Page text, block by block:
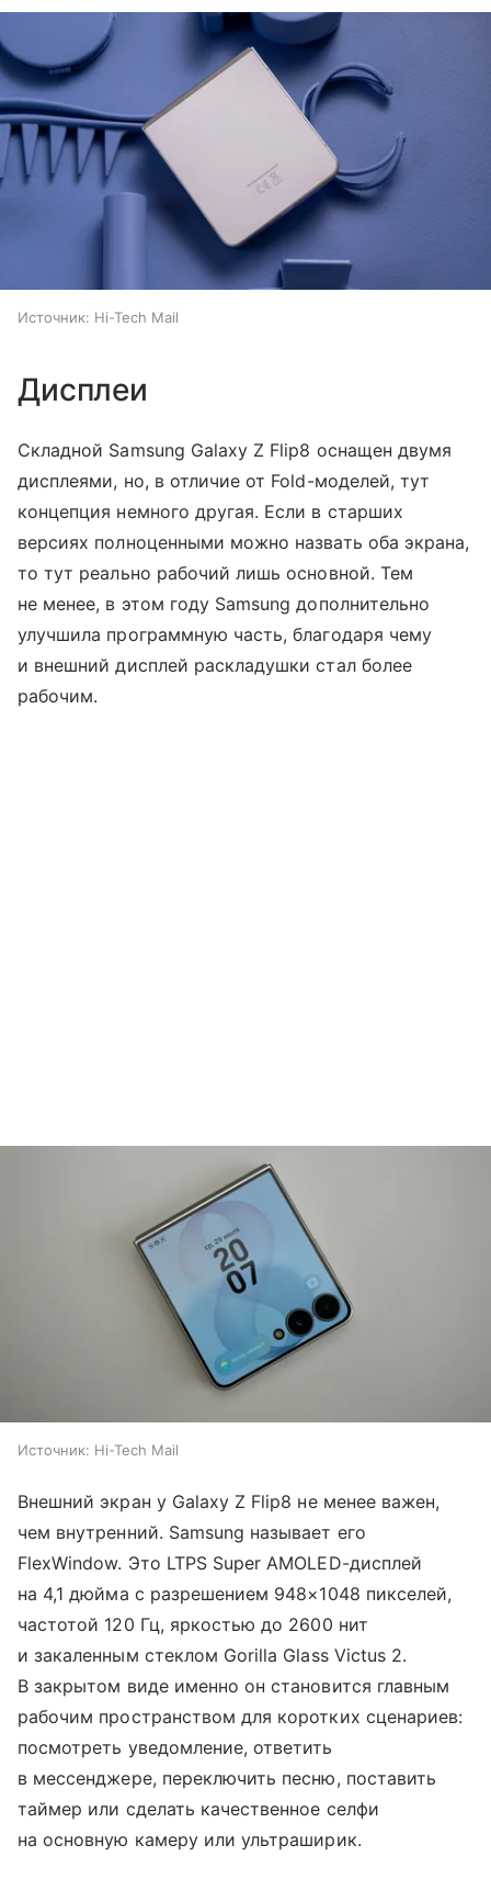
Источник: Hi-Tech Mail
Дисплеи
Складной Samsung Galaxy Z Flip8 оснащен двумя
дисплеями, но, в отличие от Fold-моделей, тут
концепция немного другая. Если в старших
версиях полноценными можно назвать оба экрана,
то тут реально рабочий лишь основной. Тем
не менее, в этом году Samsung дополнительно
улучшила программную часть, благодаря чему
и внешний дисплей раскладушки стал более
рабочим.
Источник: Hi-Tech Mail
Внешний экран у Galaxy Z Flip8 не менее важен,
чем внутренний. Samsung называет его
FlexWindow. Это LTPS Super AMOLED-дисплей
на 4,1 дюйма с разрешением 948×1048 пикселей,
частотой 120 Гц, яркостью до 2600 нит
и закаленным стеклом Gorilla Glass Victus 2.
В закрытом виде именно он становится главным
рабочим пространством для коротких сценариев:
посмотреть уведомление, ответить
в мессенджере, переключить песню, поставить
таймер или сделать качественное селфи
на основную камеру или ультраширик.